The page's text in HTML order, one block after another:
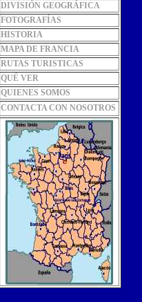
DIVISIÓN GEOGRÁFICA
FOTOGRAFÍAS
HISTORIA
MAPA DE FRANCIA
RUTAS TURISTICAS
QUÉ VER
QUIENES SOMOS
CONTACTA CON NOSOTROS